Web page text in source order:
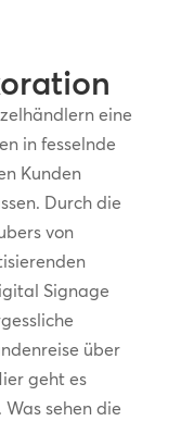
eine
in fesselnde
Kunden
Durch die
von
Signage
über
geht es
sehen die